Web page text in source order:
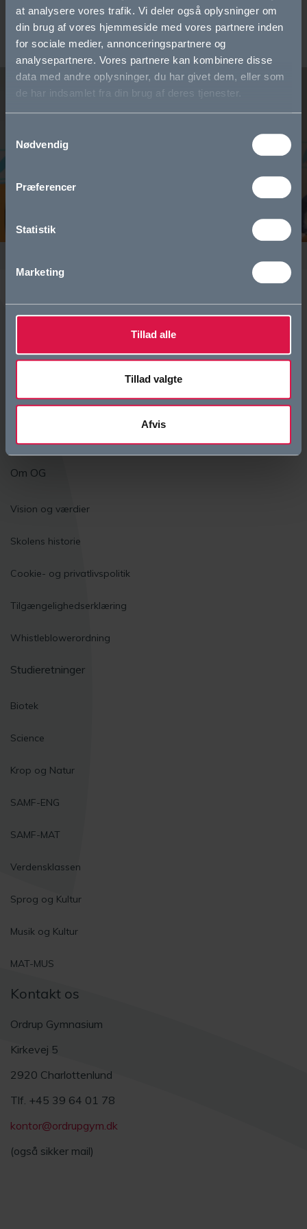
at analysere vores trafik. Vi deler også oplysninger om
din brug af vores hjemmeside med vores partnere inden
for sociale medier, annonceringspartnere og
analysepartnere. Vores partnere kan kombinere disse
data med andre oplysninger, du har givet dem, eller som
de har indsamlet fra din brug af deres tjenester.
Nødvendig
Præferencer
Statistik
Marketing
Tillad alle
Tillad valgte
Afvis
Den første tid i gymnasiet
Elevfællesskaber
Om OG
Vision og værdier
Skolens historie
Cookie- og privatlivspolitik
Tilgængelighedserklæring
Whistleblowerordning
Studieretninger
Biotek
Science
Krop og Natur
SAMF-ENG
SAMF-MAT
Verdensklassen
Sprog og Kultur
Musik og Kultur
MAT-MUS
Kontakt os
Ordrup Gymnasium
Kirkevej 5
2920 Charlottenlund
Tlf. +45 39 64 01 78
kontor@ordrupgym.dk
(også sikker mail)